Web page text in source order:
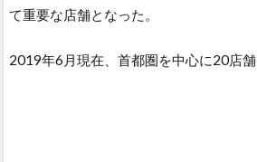
て重要な店舗となった。
2019年6月現在、首都圏を中心に20店舗